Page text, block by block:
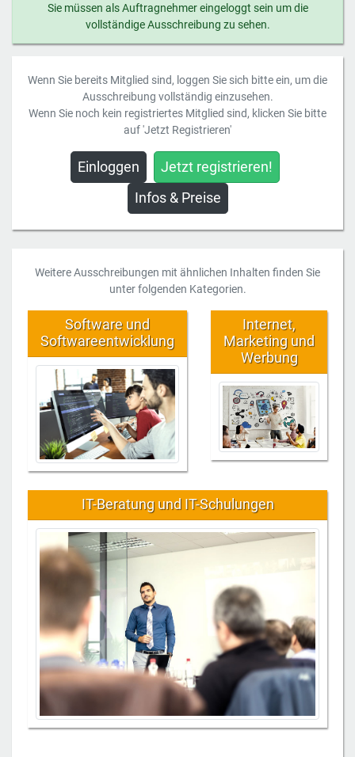
Sie müssen als Auftragnehmer eingeloggt sein um die
vollständige Ausschreibung zu sehen.
Wenn Sie bereits Mitglied sind, loggen Sie sich bitte ein, um die
Ausschreibung vollständig einzusehen.
Wenn Sie noch kein registriertes Mitglied sind, klicken Sie bitte
auf 'Jetzt Registrieren'
Einloggen
Jetzt registrieren!
Infos & Preise
Weitere Ausschreibungen mit ähnlichen Inhalten finden Sie
unter folgenden Kategorien.
Software und
Softwareentwicklung
Internet,
Marketing und
Werbung
IT-Beratung und IT-Schulungen